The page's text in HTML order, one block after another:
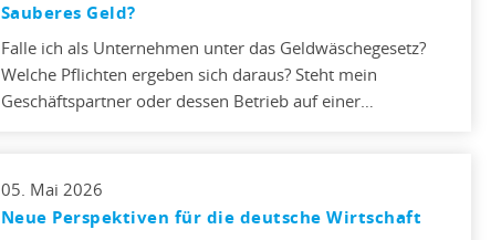
Sauberes Geld?
Falle ich als Unternehmen unter das Geldwäschegesetz?
Welche Pflichten ergeben sich daraus? Steht mein
Geschäftspartner oder dessen Betrieb auf einer…
05. Mai 2026
Neue Perspektiven für die deutsche Wirtschaft